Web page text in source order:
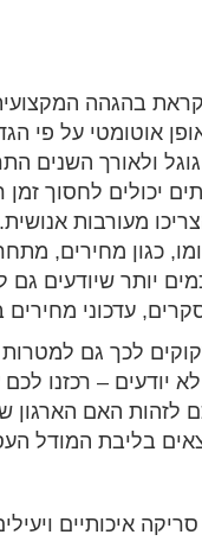
אוטומטי על פי
ולאורך השנים
יכולים לחסוך
מעורבות
כגון מחירים,
יותר שיודעים
עדכוני מחירים
לכך גם
יודעים – רכזנו
האם הארגון
בליבת המודל
איכותיים